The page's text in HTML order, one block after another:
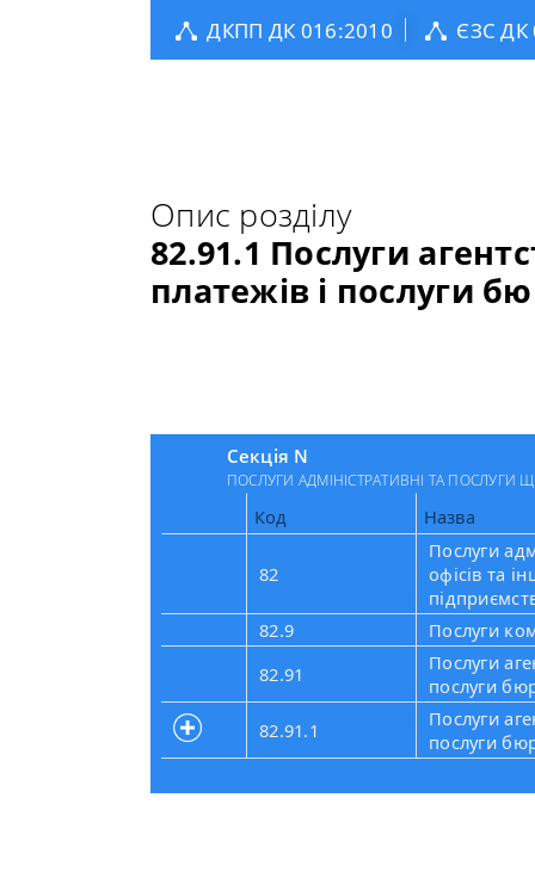
ДКПП ДК 016:2010 ЄЗС ДК
Опис розділу
82.91.1 Послуги
платежів і послуги
Секція N
ПОСЛУГИ АДМІНІСТРАТИВНІ ТА
Код Назва
82
Послуги
офісів та
82.9
Послуги
82.91
Послуги
послуги
82.91.1
Послуги
послуги